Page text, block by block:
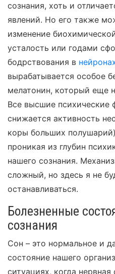
сознания, хоть и
явлений. Но его также
изменение
усталость или годами
бодрствования в
вырабатывается особое
мелатонин, который еще
Все высшие психические
снижается активность
коры больших
проникая из глубин
нашего сознания.
сложный, но здесь я не
останавливаться.
Болезненные
сознания
Сон – это нормальное и
состояние нашего
ситуациях, когда